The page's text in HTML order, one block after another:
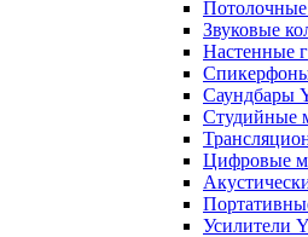
Потолочные
Звуковые
Настенные
Саундбары
Студийные
Цифровые
Усилители